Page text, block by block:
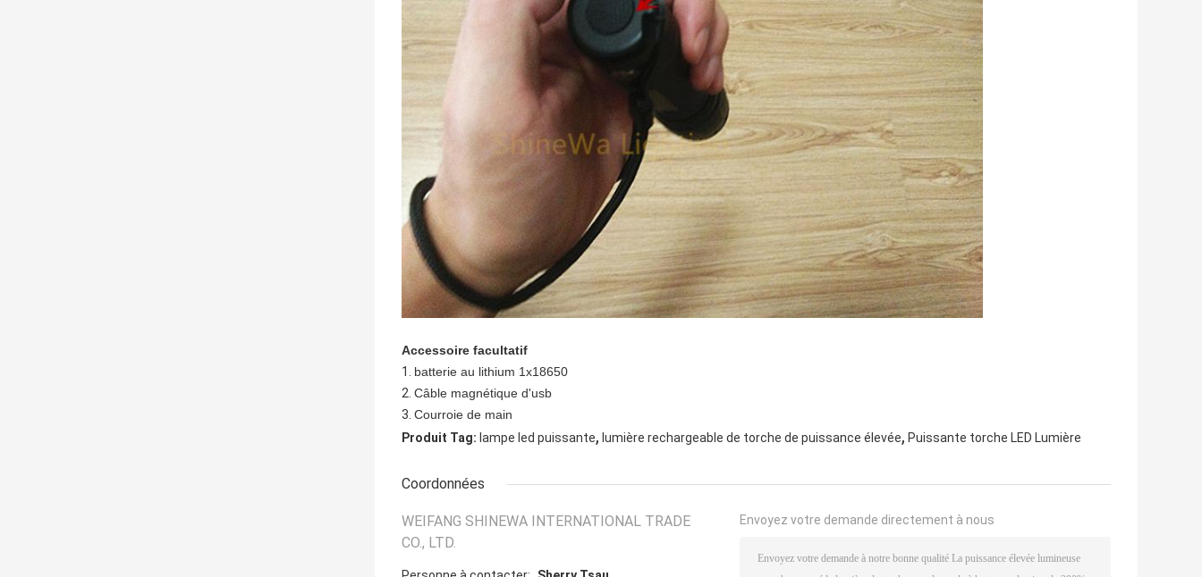
Accessoire facultatif
1. batterie au lithium 1x18650
2. Câble magnétique d'usb
3. Courroie de main
Produit Tag: lampe led puissante, lumière rechargeable de torche de puissance élevée, Puissante torche LED Lumière
Coordonnées
WEIFANG SHINEWA INTERNATIONAL TRADE
CO., LTD.
Envoyez votre demande directement à nous